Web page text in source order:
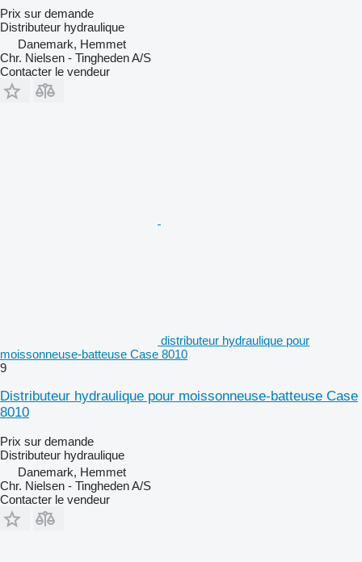
Prix sur demande
Distributeur hydraulique
Danemark, Hemmet
Chr. Nielsen - Tingheden A/S
Contacter le vendeur
distributeur hydraulique pour
moissonneuse-batteuse Case 8010
9
Distributeur hydraulique pour moissonneuse-batteuse Case
8010
Prix sur demande
Distributeur hydraulique
Danemark, Hemmet
Chr. Nielsen - Tingheden A/S
Contacter le vendeur